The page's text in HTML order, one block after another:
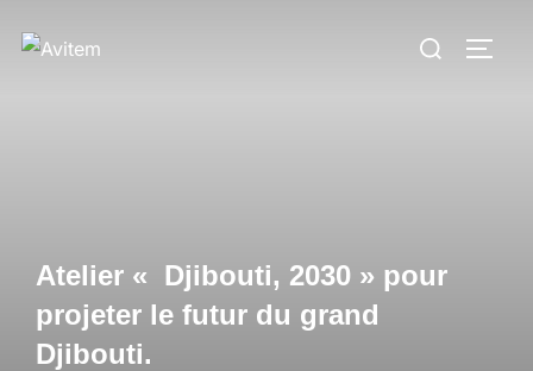
Rechercher :
Atelier « Djibouti, 2030 » pour
projeter le futur du grand
Djibouti.